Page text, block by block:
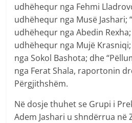
udhëhequr nga Fehmi
udhëhequr nga Musë Jashari;
udhëhequr nga Abedin Rexha;
udhëhequr nga Mujë
nga Sokol Bashota; dhe
nga Ferat Shala, raportonin
Përgjithshëm.
Në dosje thuhet se Grupi i
Adem Jashari u shndërrua në